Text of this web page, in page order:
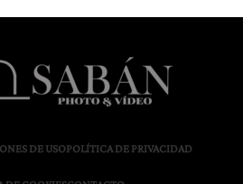
DE USOPOLÍTICA DE PRIVACIDAD